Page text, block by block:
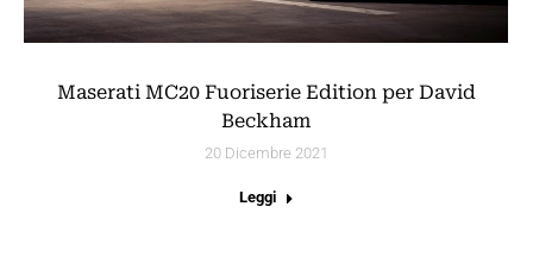
Maserati MC20 Fuoriserie Edition per David
Beckham
20 Dicembre 2021
Leggi